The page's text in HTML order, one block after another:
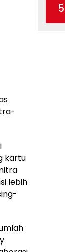
kartu
lebih
5